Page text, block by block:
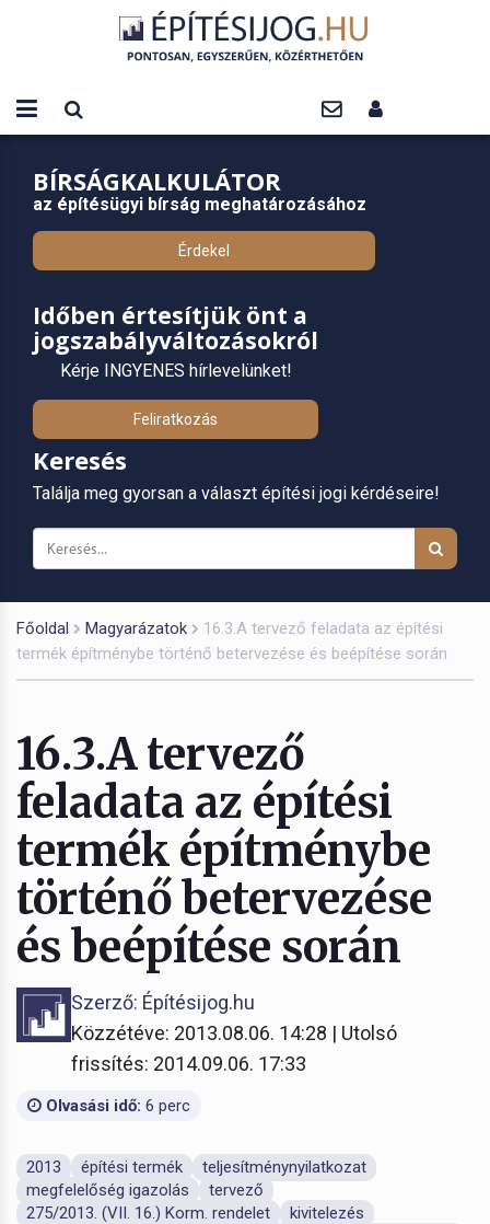
BÍRSÁGKALKULÁTOR
az építésügyi bírság meghatározásához
Érdekel
Időben értesítjük önt a
jogszabályváltozásokról
Kérje INGYENES hírlevelünket!
Feliratkozás
Keresés
Találja meg gyorsan a választ építési jogi kérdéseire!
Főoldal Magyarázatok
16.3.A tervező feladata az építési
termék építménybe történő betervezése és beépítése során
16.3.A tervező
feladata az építési
termék építménybe
történő betervezése
és beépítése során
Szerző: Építésijog.hu
Közzétéve: 2013.08.06. 14:28 | Utolsó
frissítés: 2014.09.06. 17:33
Olvasási idő: 6 perc
2013 építési termék
teljesítménynyilatkozat
megfelelőség igazolás
tervező
275/2013. (VII. 16.) Korm. rendelet
kivitelezés